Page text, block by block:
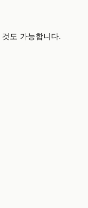
도 가능합니다.